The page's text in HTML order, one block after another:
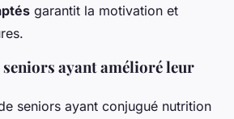
garantit la motivation et
seniors ayant amélioré leur
seniors ayant conjugué nutrition